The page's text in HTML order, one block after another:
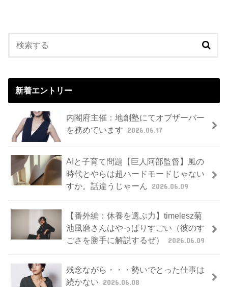
新着エントリー
内閣府主催：地創塾にてオブザーバー
を務めています 2026.06.17
AIと子育て問題【巨人阿部監督】風の
時代とやらは超ハードモードじゃない
すか。話違うじゃーん 2026.06.09
【番外編：休養を選ぶ力】timelesz菊
池風磨さんはやっぱりすごい（彼のす
ごさを勝手に解説するぜ）
2026.06.09
残念ながら・・・勢いでとった仕事は
続かない 2026.06.08